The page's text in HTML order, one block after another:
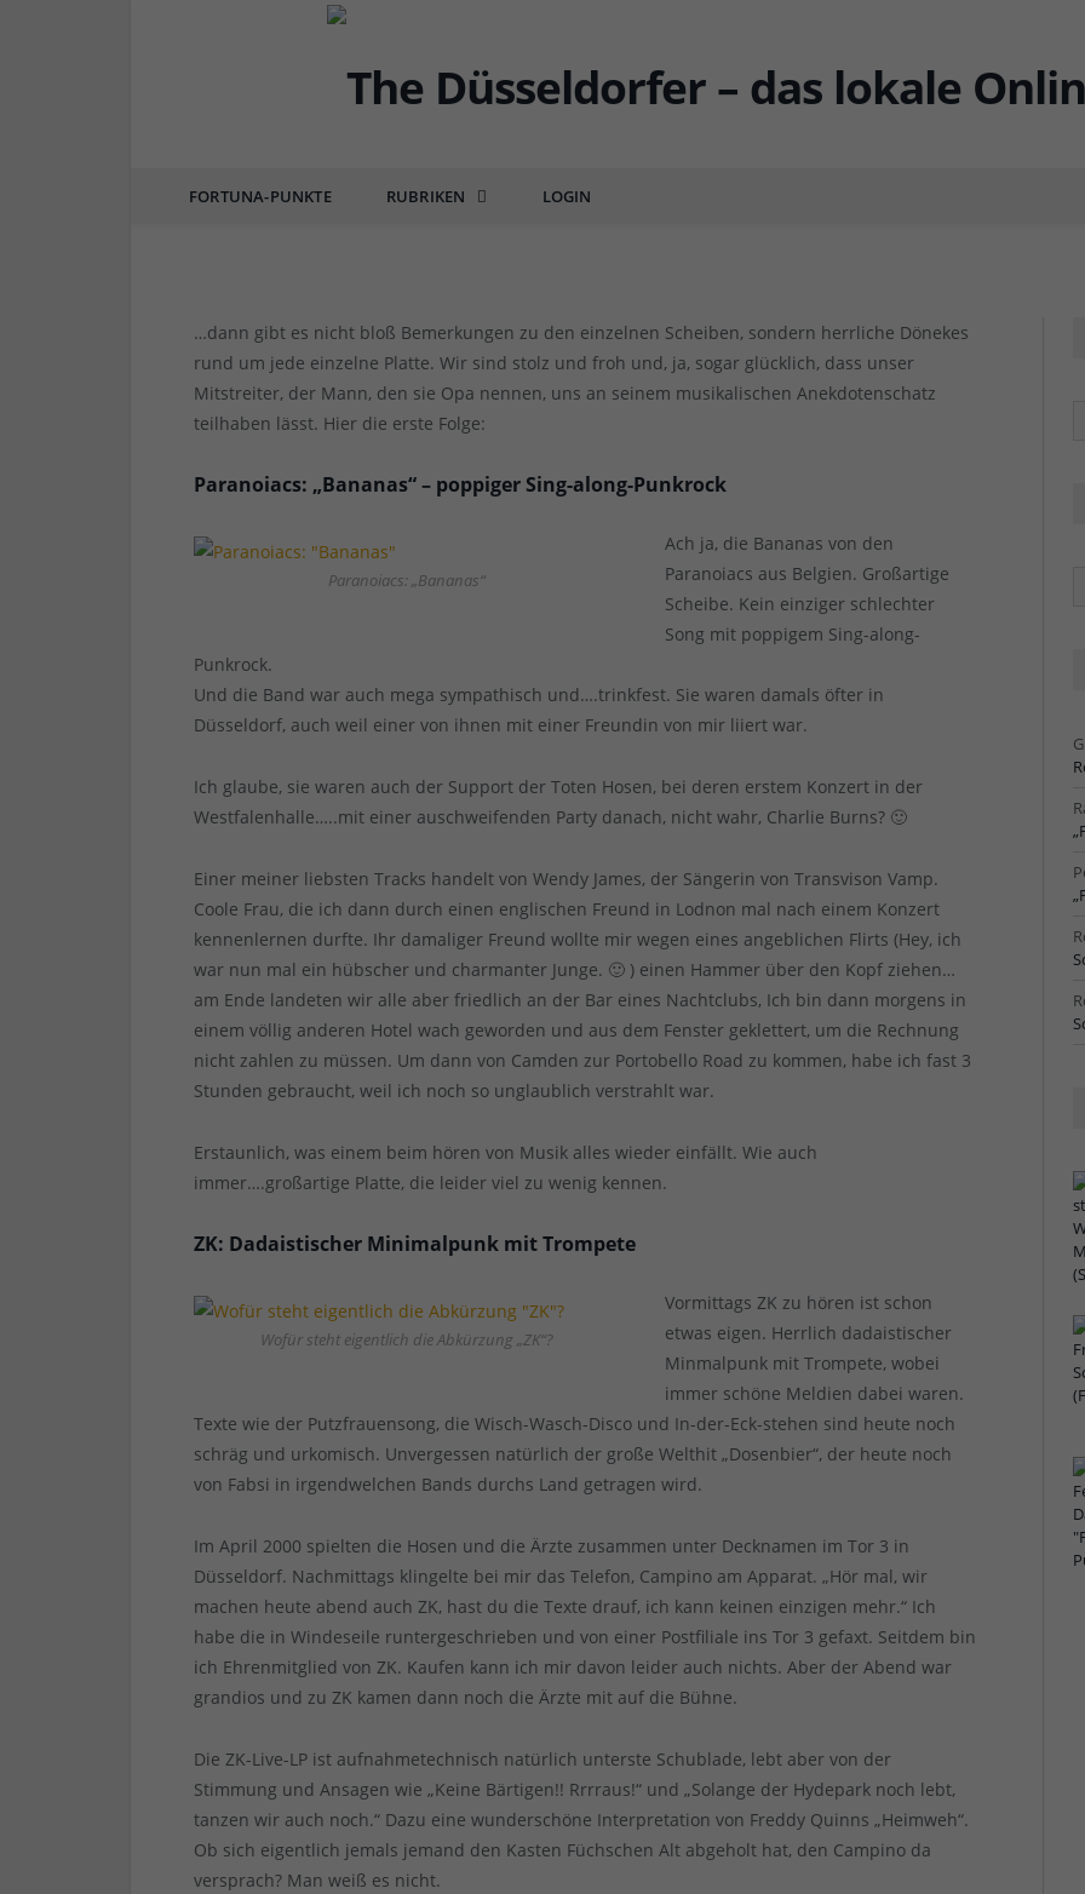
FORTUNA-PUNKTE RUBRIKEN LOGIN
OPAS MUSIKTRUHE
Wenn DJ Opa alle seine Platten durchhört… (Folge
…dann gibt es nicht bloß Bemerkungen zu den einzelnen Scheiben, sondern herrliche Dönekes
rund um jede einzelne Platte. Wir sind stolz und froh und, ja, sogar glücklich, dass unser
Mitstreiter, der Mann, den sie Opa nennen, uns an seinem musikalischen Anekdotenschatz
teilhaben lässt. Hier die erste Folge:
Paranoiacs: „Bananas“ – poppiger Sing-along-Punkrock
Paranoiacs: „Bananas“
Ach ja, die Bananas von den
Paranoiacs aus Belgien. Großartige
Scheibe. Kein einziger schlechter
Song mit poppigem Sing-along-
Punkrock.
Und die Band war auch mega sympathisch und….trinkfest. Sie waren damals öfter in
Düsseldorf, auch weil einer von ihnen mit einer Freundin von mir liiert war.
Ich glaube, sie waren auch der Support der Toten Hosen, bei deren erstem Konzert in der
Westfalenhalle…..mit einer auschweifenden Party danach, nicht wahr, Charlie Burns? 🙂
Einer meiner liebsten Tracks handelt von Wendy James, der Sängerin von Transvison Vamp.
Coole Frau, die ich dann durch einen englischen Freund in Lodnon mal nach einem Konzert
kennenlernen durfte. Ihr damaliger Freund wollte mir wegen eines angeblichen Flirts (Hey, ich
war nun mal ein hübscher und charmanter Junge. 🙂 ) einen Hammer über den Kopf ziehen…
am Ende landeten wir alle aber friedlich an der Bar eines Nachtclubs, Ich bin dann morgens in
einem völlig anderen Hotel wach geworden und aus dem Fenster geklettert, um die Rechnung
nicht zahlen zu müssen. Um dann von Camden zur Portobello Road zu kommen, habe ich fast 3
Stunden gebraucht, weil ich noch so unglaublich verstrahlt war.
Erstaunlich, was einem beim hören von Musik alles wieder einfällt. Wie auch
immer….großartige Platte, die leider viel zu wenig kennen.
ZK: Dadaistischer Minimalpunk mit Trompete
Wofür steht eigentlich die Abkürzung „ZK“?
Vormittags ZK zu hören ist schon
etwas eigen. Herrlich dadaistischer
Minmalpunk mit Trompete, wobei
immer schöne Meldien dabei waren.
Texte wie der Putzfrauensong, die Wisch-Wasch-Disco und In-der-Eck-stehen sind heute noch
schräg und urkomisch. Unvergessen natürlich der große Welthit „Dosenbier“, der heute noch
von Fabsi in irgendwelchen Bands durchs Land getragen wird.
Im April 2000 spielten die Hosen und die Ärzte zusammen unter Decknamen im Tor 3 in
Düsseldorf. Nachmittags klingelte bei mir das Telefon, Campino am Apparat. „Hör mal, wir
machen heute abend auch ZK, hast du die Texte drauf, ich kann keinen einzigen mehr.“ Ich
habe die in Windeseile runtergeschrieben und von einer Postfiliale ins Tor 3 gefaxt. Seitdem bin
ich Ehrenmitglied von ZK. Kaufen kann ich mir davon leider auch nichts. Aber der Abend war
grandios und zu ZK kamen dann noch die Ärzte mit auf die Bühne.
Die ZK-Live-LP ist aufnahmetechnisch natürlich unterste Schublade, lebt aber von der
Stimmung und Ansagen wie „Keine Bärtigen!! Rrrraus!“ und „Solange der Hydepark noch lebt,
tanzen wir auch noch.“ Dazu eine wunderschöne Interpretation von Freddy Quinns „Heimweh“.
Ob sich eigentlich jemals jemand den Kasten Füchschen Alt abgeholt hat, den Campino da
versprach? Man weiß es nicht.